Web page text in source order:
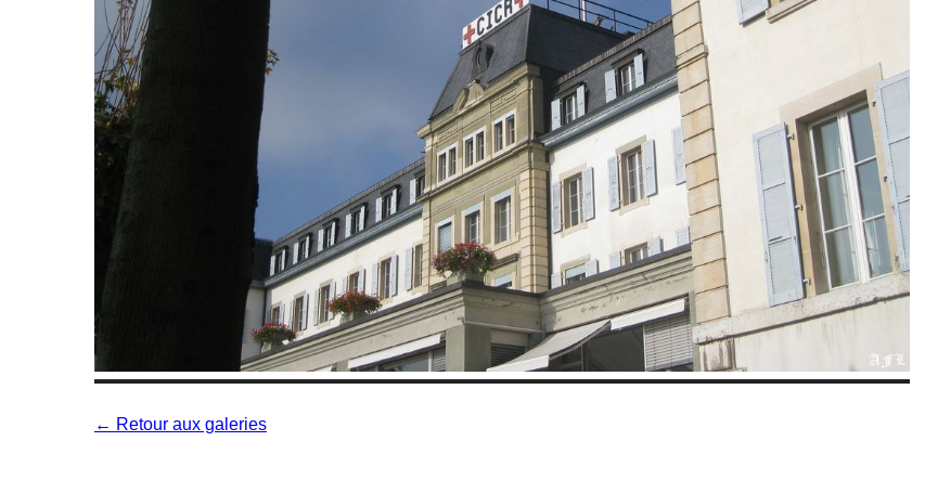
← Retour aux galeries